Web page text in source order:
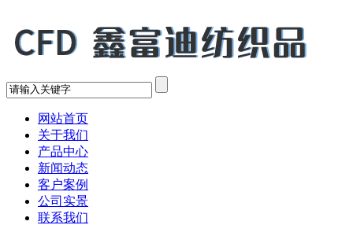
网站首页
关于我们
产品中心
新闻动态
客户案例
公司实景
联系我们